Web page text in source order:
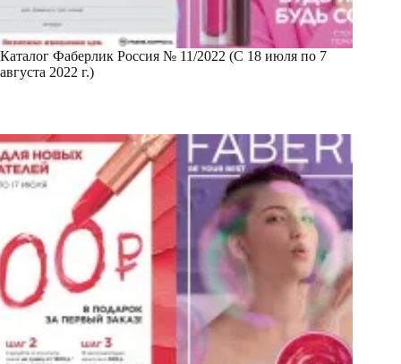
Каталог Фаберлик Россия № 11/2022 (С 18 июля по 7
августа 2022 г.)